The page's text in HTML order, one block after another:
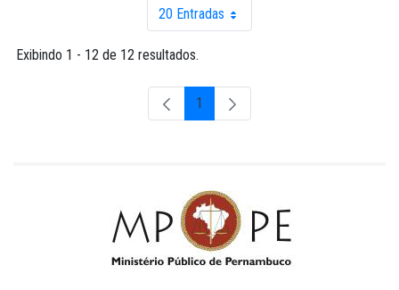
20 EntradasPor página
Exibindo 1 - 12 de 12 resultados.
Página
1